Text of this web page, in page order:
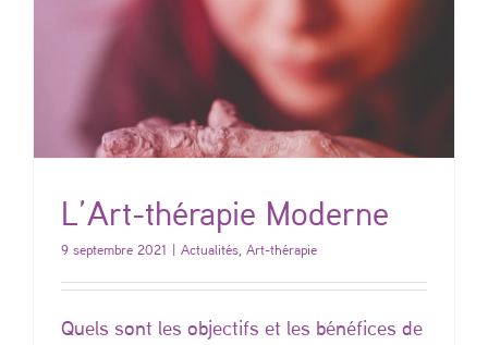
L’Art-thérapie Moderne
9 septembre 2021 | Actualités, Art-thérapie
Quels sont les objectifs et les bénéfices de